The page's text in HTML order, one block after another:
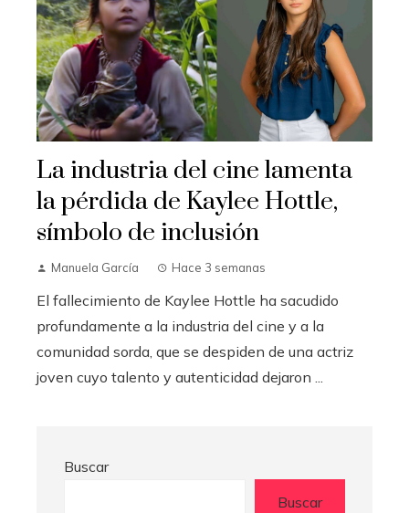
La industria del cine lamenta
la pérdida de Kaylee Hottle,
símbolo de inclusión
Manuela García Hace 3 semanas
El fallecimiento de Kaylee Hottle ha sacudido
profundamente a la industria del cine y a la
comunidad sorda, que se despiden de una actriz
joven cuyo talento y autenticidad dejaron ...
Buscar
Buscar